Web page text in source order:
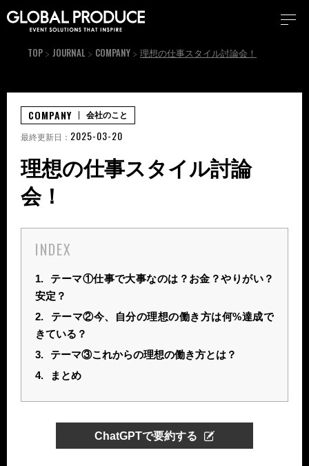
TOP JOURNAL COMPANY 理想の仕事スタイル討論会！
理想の仕事スタイル討論
会！
INDEX
1.
テーマ①仕事で大事なのは？お金？やりがい？
安定？
2.
テーマ②今、自分の理想の働き方は何%達成で
きている？
3.
テーマ③これからの理想の働き方とは？
4.
まとめ
ChatGPTで要約する
COMPANY 会社のこと
最終更新日： 2025-03-20